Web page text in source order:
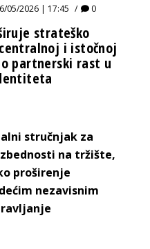
05/2026 | 17:45 0
strateško
i istočnoj
partnerski rast u
stručnjak za
na tržište,
proširenje
nezavisnim